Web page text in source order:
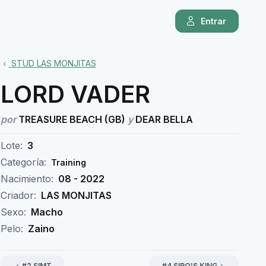
Entrar
STUD LAS MONJITAS
LORD VADER
porTREASURE BEACH (GB) yDEAR BELLA
Lote: 3
Categoría: Training
Nacimiento: 08 - 2022
Criador: LAS MONJITAS
Sexo: Macho
Pelo: Zaino